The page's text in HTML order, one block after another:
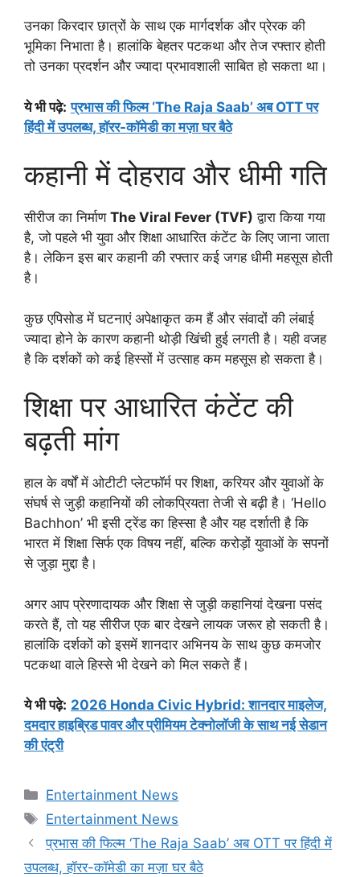
उनका किरदार छात्रों के साथ एक मार्गदर्शक और प्रेरक की
भूमिका निभाता है। हालांकि बेहतर पटकथा और तेज रफ्तार होती
तो उनका प्रदर्शन और ज्यादा प्रभावशाली साबित हो सकता था।
ये भी पढ़े: प्रभास की फिल्म ‘The Raja Saab’ अब OTT पर
हिंदी में उपलब्ध, हॉरर-कॉमेडी का मज़ा घर बैठे
कहानी में दोहराव और धीमी गति
सीरीज का निर्माण The Viral Fever (TVF) द्वारा किया गया
है, जो पहले भी युवा और शिक्षा आधारित कंटेंट के लिए जाना जाता
है। लेकिन इस बार कहानी की रफ्तार कई जगह धीमी महसूस होती
है।
कुछ एपिसोड में घटनाएं अपेक्षाकृत कम हैं और संवादों की लंबाई
ज्यादा होने के कारण कहानी थोड़ी खिंची हुई लगती है। यही वजह
है कि दर्शकों को कई हिस्सों में उत्साह कम महसूस हो सकता है।
शिक्षा पर आधारित कंटेंट की
बढ़ती मांग
हाल के वर्षों में ओटीटी प्लेटफॉर्म पर शिक्षा, करियर और युवाओं के
संघर्ष से जुड़ी कहानियों की लोकप्रियता तेजी से बढ़ी है। ‘Hello
Bachhon’ भी इसी ट्रेंड का हिस्सा है और यह दर्शाती है कि
भारत में शिक्षा सिर्फ एक विषय नहीं, बल्कि करोड़ों युवाओं के सपनों
से जुड़ा मुद्दा है।
अगर आप प्रेरणादायक और शिक्षा से जुड़ी कहानियां देखना पसंद
करते हैं, तो यह सीरीज एक बार देखने लायक जरूर हो सकती है।
हालांकि दर्शकों को इसमें शानदार अभिनय के साथ कुछ कमजोर
पटकथा वाले हिस्से भी देखने को मिल सकते हैं।
ये भी पढ़े: 2026 Honda Civic Hybrid: शानदार माइलेज,
दमदार हाइब्रिड पावर और प्रीमियम टेक्नोलॉजी के साथ नई सेडान
की एंट्री
Categories
Entertainment News
Tags
Entertainment News
प्रभास की फिल्म ‘The Raja Saab’ अब OTT पर हिंदी में
उपलब्ध, हॉरर-कॉमेडी का मज़ा घर बैठे